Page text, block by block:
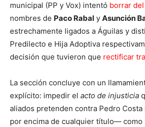
municipal (PP y Vox) intentó borrar
nombres de Paco Rabal y Asunción
estrechamente ligados a Águilas y
Predilecto e Hija Adoptiva
decisión que tuvieron que rectificar
La sección concluye con un
explícito: impedir el acto de injusticia
aliados pretenden contra Pedro
por encima de cualquier título— como